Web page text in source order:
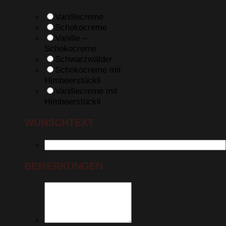
Vanillecreme
Schokocreme
Vanille –
Schokocreme
Schwarzwälder
Schokocreme mit
Himbeerstückli
Vanillecreme mit
Himbeerstückli
WUNSCHTEXT
BEMERKUNGEN